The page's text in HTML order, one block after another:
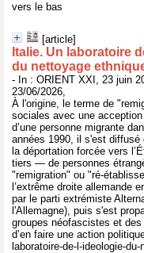
vers le bas
[article]
Italie. Un laboratoire
du nettoyage
- In : ORIENT XXI, 23 juin
23/06/2026,
À l'origine, le terme de
sociales avec une
d’une personne migrante
années 1990, il s'est
la déportation forcée vers
tiers — de personnes
"remigration" ou "ré-
l’extrême droite allemande
par le parti extrémiste
l'Allemagne), puis s'est
groupes néofascistes et
d’en faire une action
laboratoire-de-l-ideologie-